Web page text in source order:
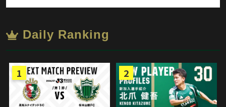
Daily Ranking